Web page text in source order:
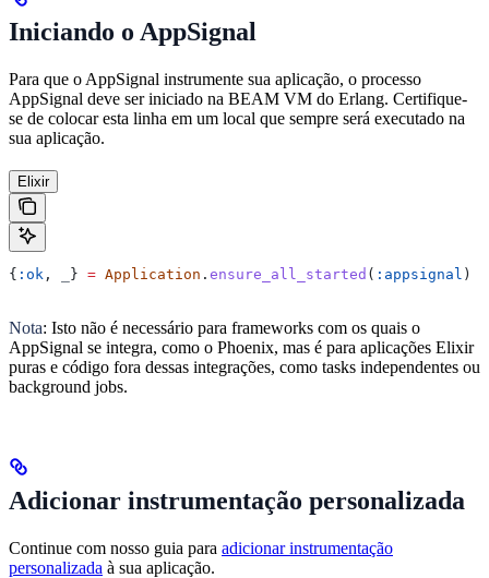
Iniciando o AppSignal
Para que o AppSignal instrumente sua aplicação, o processo
AppSignal deve ser iniciado na BEAM VM do Erlang. Certifique-
se de colocar esta linha em um local que sempre será executado na
sua aplicação.
Elixir
{ :ok , } = Application . ensure_all_started ( :appsignal )
Nota: Isto não é necessário para frameworks com os quais o
AppSignal se integra, como o Phoenix, mas é para aplicações Elixir
puras e código fora dessas integrações, como tasks independentes ou
background jobs.
Adicionar instrumentação personalizada
Continue com nosso guia para adicionar instrumentação
personalizada à sua aplicação.